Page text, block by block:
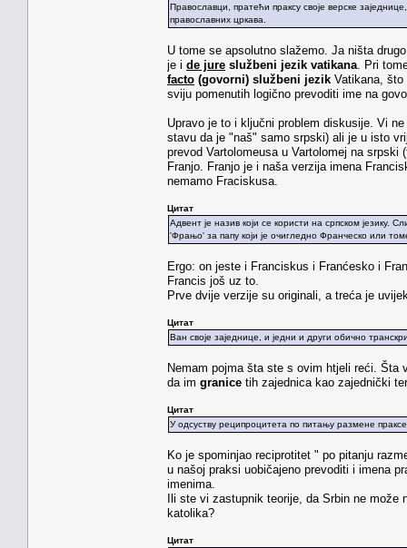
Православци, пратећи праксу своје верске
православних цркава.
U tome se apsolutno slažemo. Ja ništa
je i de jure službeni jezik vatikana . Pri
facto (govorni) službeni jezik Vatikana, što
sviju pomenutih logično prevoditi ime na
Upravo je to i ključni problem diskusije. Vi
stavu da je "naš" samo srpski) ali je u isto
prevod Vartolomeusa u Vartolomej na
Franjo. Franjo je i naša verzija imena
nemamo Fraciskusa.
Цитат
Адвент је назив који се користи на српском
'Фрањо' за папу који је очигледно Франческо или
Ergo: on jeste i Franciskus i Franćesko i
Francis još uz to.
Prve dvije verzije su originali, a treća je
Цитат
Ван своје заједнице, и једни и други обично
Nemam pojma šta ste s ovim htjeli reći. Šta
da im granice tih zajednica kao zajednički
Цитат
У одсуству реципроцитета по питању размене
Ko je spominjao reciprotitet " po pitanju
u našoj praksi uobičajeno prevoditi i imena
imenima.
Ili ste vi zastupnik teorije, da Srbin ne može
katolika?
Цитат